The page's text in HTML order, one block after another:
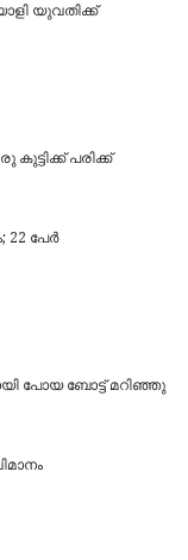
യുവതിക്ക്
പരിക്ക്
22 പേർ
പോയ ബോട്ട് മറിഞ്ഞു